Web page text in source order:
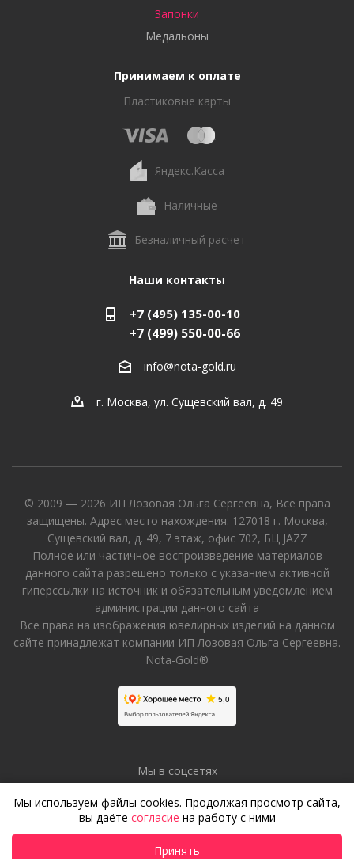
Запонки
Медальоны
Принимаем к оплате
Пластиковые карты
Яндекс.Касса
Наличные
Безналичный расчет
Наши контакты
+7 (495) 135-00-10
+7 (499) 550-00-66
info@nota-gold.ru
г. Москва, ул. Сущевский вал, д. 49
© 2009 — 2026 ИП Лозовая Ольга Сергеевна, Все права
защищены. Адрес место нахождения: 127018 г. Москва,
Сущевский вал, д. 49, 7 этаж, офис 702, БЦ JAZZ
Полное или частичное воспроизведение материалов
данного сайта разрешено только с указанием активной
гиперссылки на источник и обязательным уведомлением
администрации данного сайта
Все права на изображения ювелирных изделий на данном
сайте принадлежат компании ИП Лозовая Ольга Сергеевна.
Nota-Gold®
Мы в соцсетях
Мы используем файлы cookies. Продолжая просмотр сайта,
вы даёте согласие на работу с ними
Принять